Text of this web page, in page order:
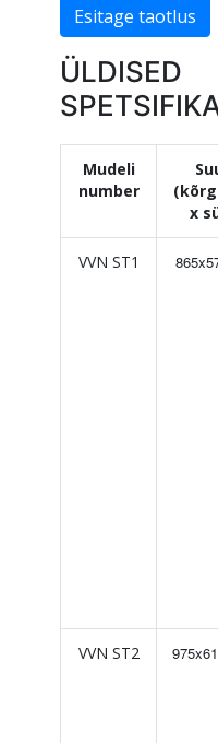
Esitage taotlus
ÜLDISED
Mudeli
number
x
VVN ST1
VVN ST2